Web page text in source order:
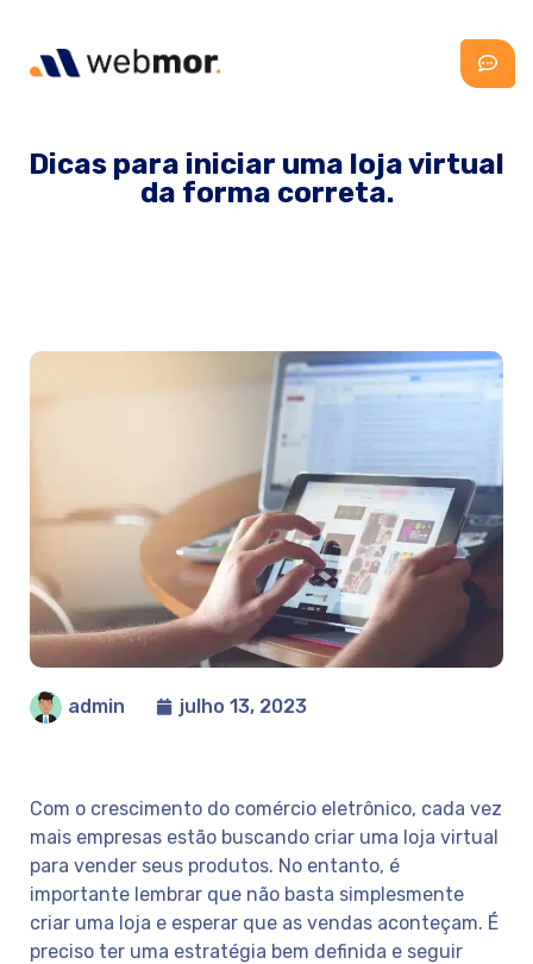
Dicas para iniciar uma loja virtual
da forma correta.
admin julho 13, 2023
Com o crescimento do comércio eletrônico, cada vez
mais empresas estão buscando criar uma loja virtual
para vender seus produtos. No entanto, é
importante lembrar que não basta simplesmente
criar uma loja e esperar que as vendas aconteçam. É
preciso ter uma estratégia bem definida e seguir